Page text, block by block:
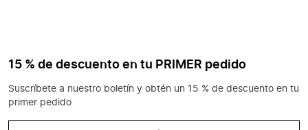
15 % de descuento en tu PRIMER pedido
Suscríbete a nuestro boletín y obtén un 15 % de descuento en tu
primer pedido